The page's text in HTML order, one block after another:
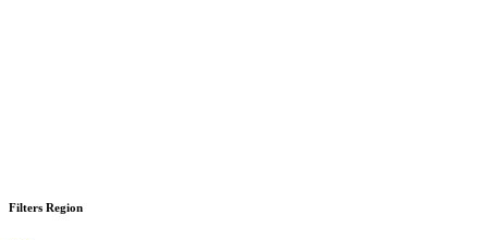
Filters Region